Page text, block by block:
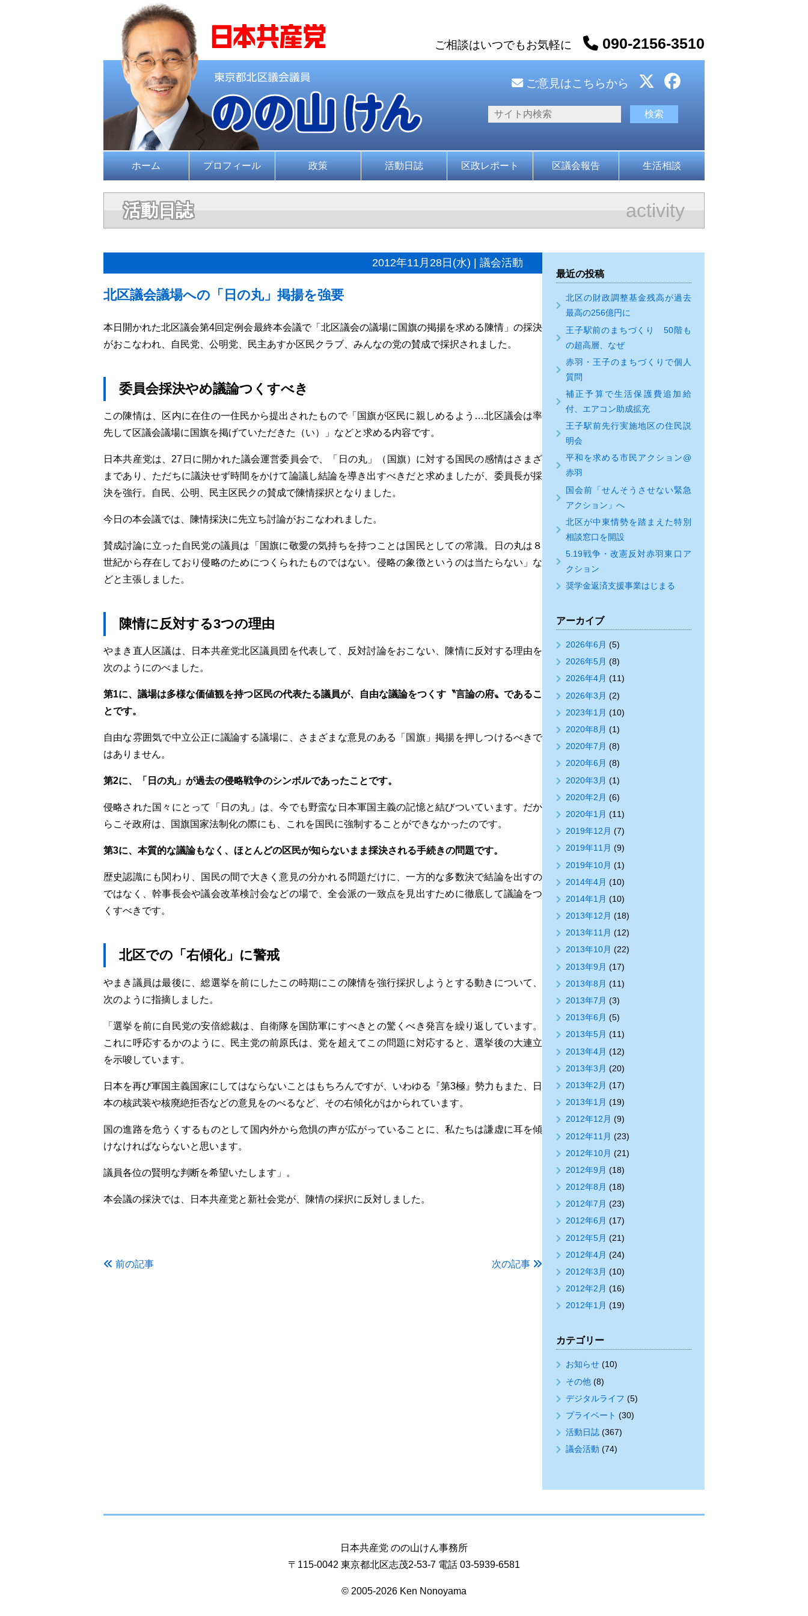
ご相談はいつでもお気軽に 090-2156-3510
ご意見はこちらから
ホーム プロフィール 政策 活動日誌 区政レポート 区議会報告 生活相談
活動日誌 activity
2012年11月28日(水) | 議会活動
北区議会議場への「日の丸」掲揚を強要
本日開かれた北区議会第4回定例会最終本会議で「北区議会の議場に国旗の掲揚を求める陳情」の採決
がおこなわれ、自民党、公明党、民主あすか区民クラブ、みんなの党の賛成で採択されました。
委員会採決やめ議論つくすべき
この陳情は、区内に在住の一住民から提出されたもので「国旗が区民に親しめるよう…北区議会は率
先して区議会議場に国旗を掲げていただきた（い）」などと求める内容です。
日本共産党は、27日に開かれた議会運営委員会で、「日の丸」（国旗）に対する国民の感情はさまざ
まであり、ただちに議決せず時間をかけて論議し結論を導き出すべきだと求めましたが、委員長が採
決を強行。自民、公明、民主区民クの賛成で陳情採択となりました。
今日の本会議では、陳情採決に先立ち討論がおこなわれました。
賛成討論に立った自民党の議員は「国旗に敬愛の気持ちを持つことは国民としての常識。日の丸は８
世紀から存在しており侵略のためにつくられたものではない。侵略の象徴というのは当たらない」な
どと主張しました。
陳情に反対する3つの理由
やまき直人区議は、日本共産党北区議員団を代表して、反対討論をおこない、陳情に反対する理由を
次のようにのべました。
第1に、議場は多様な価値観を持つ区民の代表たる議員が、自由な議論をつくす〝言論の府〟であるこ
とです。
自由な雰囲気で中立公正に議論する議場に、さまざまな意見のある「国旗」掲揚を押しつけるべきで
はありません。
第2に、「日の丸」が過去の侵略戦争のシンボルであったことです。
侵略された国々にとって「日の丸」は、今でも野蛮な日本軍国主義の記憶と結びついています。だか
らこそ政府は、国旗国家法制化の際にも、これを国民に強制することができなかったのです。
第3に、本質的な議論もなく、ほとんどの区民が知らないまま採決される手続きの問題です。
歴史認識にも関わり、国民の間で大きく意見の分かれる問題だけに、一方的な多数決で結論を出すの
ではなく、幹事長会や議会改革検討会などの場で、全会派の一致点を見出すために徹底して議論をつ
くすべきです。
北区での「右傾化」に警戒
やまき議員は最後に、総選挙を前にしたこの時期にこの陳情を強行採択しようとする動きについて、
次のように指摘しました。
「選挙を前に自民党の安倍総裁は、自衛隊を国防軍にすべきとの驚くべき発言を繰り返しています。
これに呼応するかのように、民主党の前原氏は、党を超えてこの問題に対応すると、選挙後の大連立
を示唆しています。
日本を再び軍国主義国家にしてはならないことはもちろんですが、いわゆる『第3極』勢力もまた、日
本の核武装や核廃絶拒否などの意見をのべるなど、その右傾化がはかられています。
国の進路を危うくするものとして国内外から危惧の声が広がっていることに、私たちは謙虚に耳を傾
けなければならないと思います。
議員各位の賢明な判断を希望いたします」。
本会議の採決では、日本共産党と新社会党が、陳情の採択に反対しました。
前の記事 次の記事
最近の投稿
北区の財政調整基金残高が過去
最高の256億円に
王子駅前のまちづくり 50階も
の超高層、なぜ
赤羽・王子のまちづくりで個人
質問
補正予算で生活保護費追加給
付、エアコン助成拡充
王子駅前先行実施地区の住民説
明会
平和を求める市民アクション@
赤羽
国会前「せんそうさせない緊急
アクション」へ
北区が中東情勢を踏まえた特別
相談窓口を開設
5.19戦争・改憲反対赤羽東口ア
クション
奨学金返済支援事業はじまる
アーカイブ
2026年6月 (5)
2026年5月 (8)
2026年4月 (11)
2026年3月 (2)
2023年1月 (10)
2020年8月 (1)
2020年7月 (8)
2020年6月 (8)
2020年3月 (1)
2020年2月 (6)
2020年1月 (11)
2019年12月 (7)
2019年11月 (9)
2019年10月 (1)
2014年4月 (10)
2014年1月 (10)
2013年12月 (18)
2013年11月 (12)
2013年10月 (22)
2013年9月 (17)
2013年8月 (11)
2013年7月 (3)
2013年6月 (5)
2013年5月 (11)
2013年4月 (12)
2013年3月 (20)
2013年2月 (17)
2013年1月 (19)
2012年12月 (9)
2012年11月 (23)
2012年10月 (21)
2012年9月 (18)
2012年8月 (18)
2012年7月 (23)
2012年6月 (17)
2012年5月 (21)
2012年4月 (24)
2012年3月 (10)
2012年2月 (16)
2012年1月 (19)
カテゴリー
お知らせ(10)
その他(8)
デジタルライフ (5)
プライベート (30)
活動日誌(367)
議会活動 (74)
日本共産党 のの山けん事務所
〒115-0042 東京都北区志茂2-53-7 電話 03-5939-6581
© 2005-2026 Ken Nonoyama